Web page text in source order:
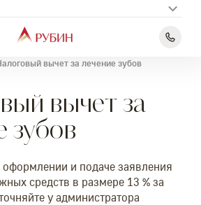
вычет за лечение зубов
вычет за
зубов
и подаче заявления
средств в размере 13 % за
у администратора